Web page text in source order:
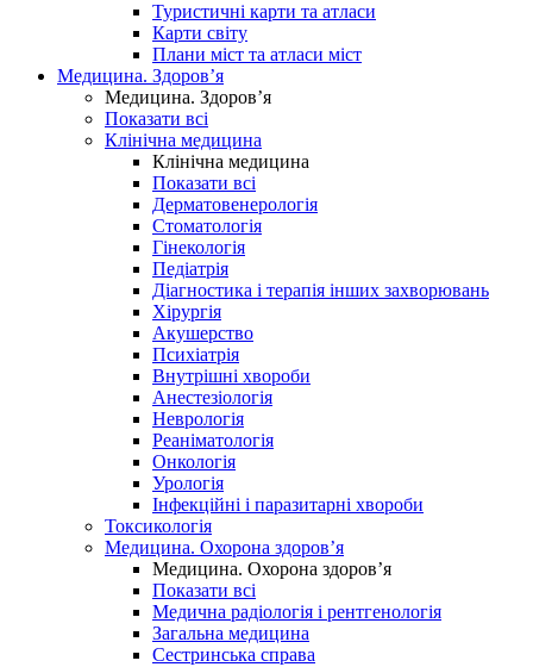
Туристичні карти та атласи
Карти світу
Плани міст та атласи міст
Медицина. Здоров’я
Медицина. Здоров’я
Показати всі
Клінічна медицина
Клінічна медицина
Показати всі
Дерматовенерологія
Стоматологія
Гінекологія
Педіатрія
Діагностика і терапія інших захворювань
Хірургія
Акушерство
Психіатрія
Внутрішні хвороби
Анестезіологія
Неврологія
Реаніматологія
Онкологія
Урологія
Інфекційні і паразитарні хвороби
Токсикологія
Медицина. Охорона здоров’я
Медицина. Охорона здоров’я
Показати всі
Медична радіологія і рентгенологія
Загальна медицина
Сестринська справа